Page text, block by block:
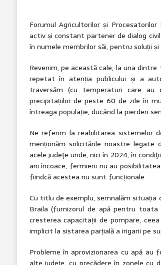
Forumul Agricultorilor și
activ și constant partener de dialog
în numele membrilor săi, pentru soluții
Revenim, pe această cale, la una
repetat în atenția publicului și a
traversăm (cu temperaturi care
precipitațiilor de peste 60 de zile în
întreaga populație, ducând la pierderi
Ne referim la reabilitarea sistemelor
menționăm solicitările noastre
acele judeţe unde, nici în 2024, în
ani încoace, fermierii nu au
fiindcă acestea nu sunt funcționale.
Cu titlu de exemplu, semnalăm situația
Braila (furnizorul de apă pentru toata
cresterea capacitații de pompare,
implicit la sistarea parțială a irigarii pe
Probleme în aprovizionarea cu apă